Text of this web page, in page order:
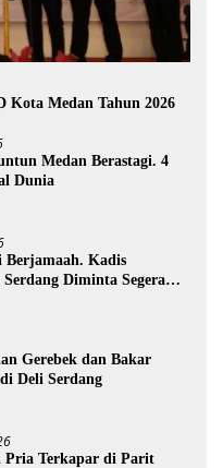
Kota Medan Tahun 2026
Medan Berastagi. 4
Dunia
Berjamaah. Kadis
Diminta Segera
Gerebek dan Bakar
Deli Serdang
Pria Terkapar di Parit